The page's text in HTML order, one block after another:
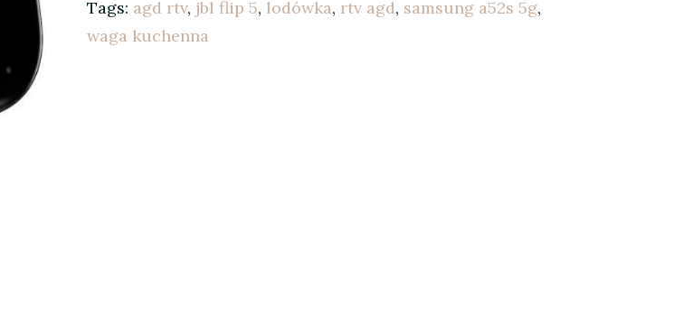
Tags: agd rtv, jbl flip 5, lodówka, rtv agd, samsung a52s 5g,
waga kuchenna